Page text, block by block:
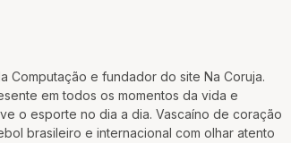
Computação e fundador do site Na Coruja.
em todos os momentos da vida e
o esporte no dia a dia. Vascaíno de coração
brasileiro e internacional com olhar atento